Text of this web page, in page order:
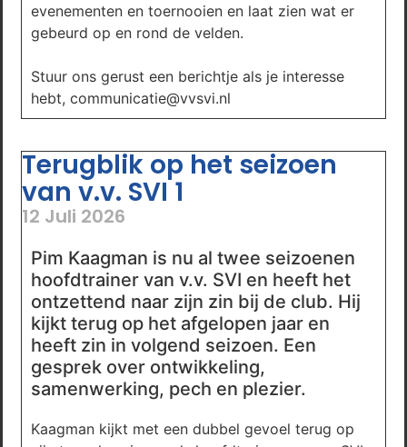
evenementen en toernooien en laat zien wat er
gebeurd op en rond de velden.
Stuur ons gerust een berichtje als je interesse
hebt, communicatie@vvsvi.nl
Terugblik op het seizoen
van v.v. SVI 1
12 Juli 2026
Pim Kaagman is nu al twee seizoenen
hoofdtrainer van v.v. SVI en heeft het
ontzettend naar zijn zin bij de club. Hij
kijkt terug op het afgelopen jaar en
heeft zin in volgend seizoen. Een
gesprek over ontwikkeling,
samenwerking, pech en plezier.
Kaagman kijkt met een dubbel gevoel terug op